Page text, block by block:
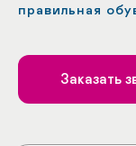
правильная
Заказать